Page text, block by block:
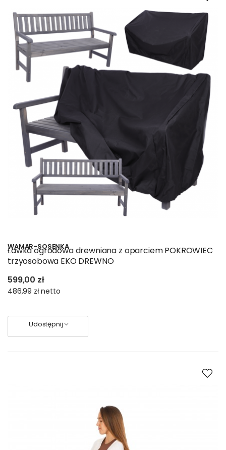
WAMAR-SOSENKA
Ławka ogrodowa drewniana z oparciem POKROWIEC
trzyosobowa EKO DREWNO
599,00 zł
486,99 złnetto
Udostępnij